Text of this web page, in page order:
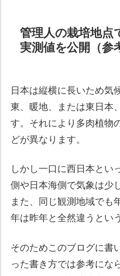
管理人の栽培地点
実測値を公開（参
日本は縦横に長いため気
東、暖地、または東日本
す。それにより多肉植物
どが異なります。
しかし一口に西日本とい
側や日本海側で気象は少
また、同じ観測地域でも
年は昨年と全然違うとい
そのためこのブログに書
った書き方では参考にな